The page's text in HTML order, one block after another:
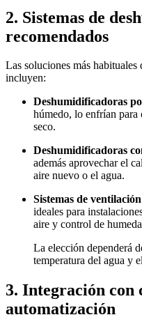
2. Sistemas de
recomendados
Las soluciones más
incluyen:
Deshumidificadoras
húmedo, lo enfrían
seco.
Deshumidificadoras
además aprovechar el
aire nuevo o el agua.
Sistemas de
ideales para
aire y control de
La elección dependerá
temperatura del agua y
3. Integración con
automatización